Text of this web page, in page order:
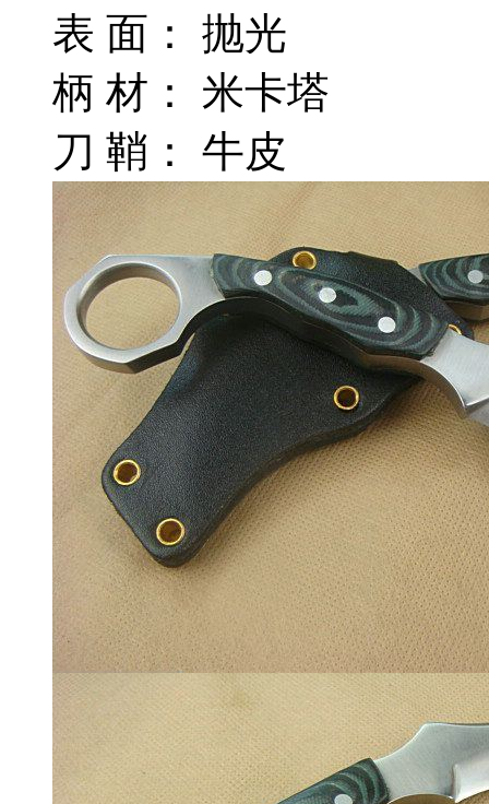
表 面： 抛光
柄 材： 米卡塔
刀 鞘： 牛皮